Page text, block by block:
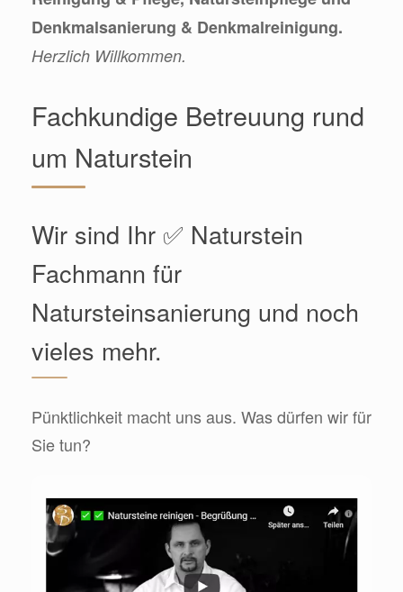
Denkmalsanierung & Denkmalreinigung.
Herzlich Willkommen.
Fachkundige Betreuung rund
um Naturstein
Wir sind Ihr ✅ Naturstein
Fachmann für
Natursteinsanierung und noch
vieles mehr.
Pünktlichkeit macht uns aus. Was dürfen wir für
Sie tun?